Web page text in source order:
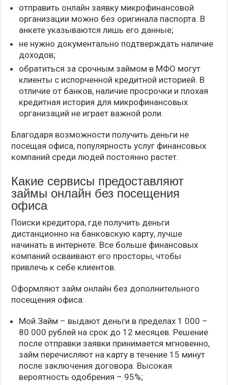
отправить онлайн заявку микрофинансовой
организации можно без оригинала паспорта. В
анкете указываются лишь его данные;
не нужно документально подтверждать наличие
доходов;
обратиться за срочным займом в МФО могут
клиенты с испорченной кредитной историей. В
отличие от банков, наличие просрочки и плохая
кредитная история для микрофинансовых
организаций не играет важной роли.
Благодаря возможности получить деньги не
посещая офиса, популярность услуг финансовых
компаний среди людей постоянно растет.
Какие сервисы предоставляют
займы онлайн без посещения
офиса
Поиски кредитора, где получить деньги
дистанционно на банковскую карту, лучше
начинать в интернете. Все больше финансовых
компаний осваивают его просторы, чтобы
привлечь к себе клиентов.
Оформляют займ онлайн без дополнительного
посещения офиса:
Мой.Займ – выдают деньги в пределах 1 000 –
80 000 рублей на срок до 12 месяцев. Решение
после отправки заявки принимается мгновенно,
займ перечисляют на карту в течение 15 минут
после заключения договора. Высокая
вероятность одобрения – 95%;